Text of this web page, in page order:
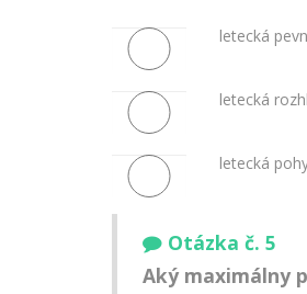
letecká
letecká
letecká
Otázka č. 5
Aký maximálny